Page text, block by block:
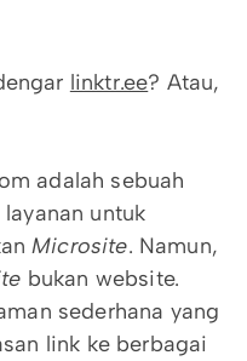
linktr.ee? Atau,
adalah sebuah
untuk
Microsite. Namun,
bukan website.
sederhana yang
link ke berbagai